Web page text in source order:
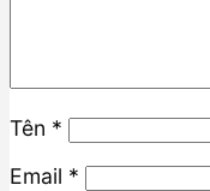
Tên *
Email *